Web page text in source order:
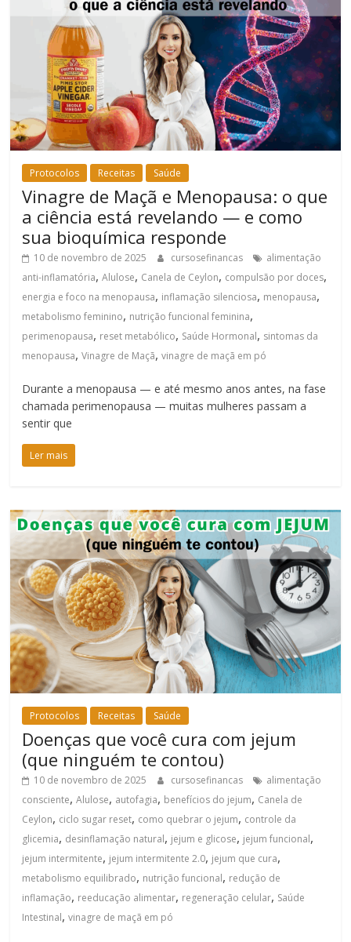
Protocolos Receitas Saúde
Vinagre de Maçã e Menopausa: o que
a ciência está revelando — e como
sua bioquímica responde
10 de novembro de 2025 cursosefinancas
alimentação
anti-inflamatória,Alulose, Canela de Ceylon, compulsão por doces,
energia e foco na menopausa, inflamação silenciosa, menopausa,
metabolismo feminino, nutrição funcional feminina,
perimenopausa, reset metabólico, Saúde Hormonal, sintomas da
menopausa,Vinagre de Maçã,vinagre de maçã em pó
Durante a menopausa — e até mesmo anos antes, na fase
chamada perimenopausa — muitas mulheres passam a
sentir que
Ler mais
Protocolos Receitas Saúde
Doenças que você cura com jejum
(que ninguém te contou)
10 de novembro de 2025 cursosefinancas
alimentação
consciente,Alulose, autofagia, benefícios do jejum, Canela de
Ceylon, ciclo sugar reset, como quebrar o jejum, controle da
glicemia, desinflamação natural, jejum e glicose, jejum funcional,
jejum intermitente, jejum intermitente 2.0, jejum que cura,
metabolismo equilibrado, nutrição funcional, redução de
inflamação, reeducação alimentar, regeneração celular, Saúde
Intestinal,vinagre de maçã em pó